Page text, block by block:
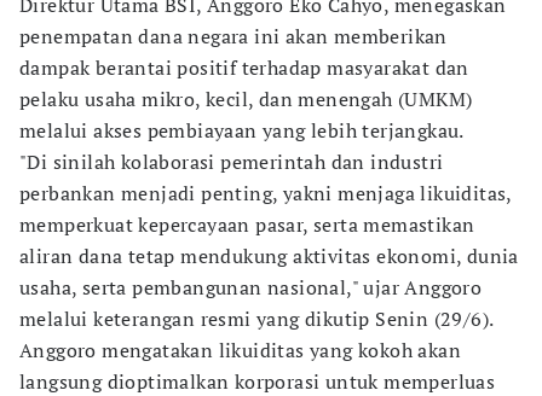
penempatan dana negara ini akan memberikan
dampak berantai positif terhadap masyarakat dan
pelaku usaha mikro, kecil, dan menengah (UMKM)
melalui akses pembiayaan yang lebih terjangkau.
"Di sinilah kolaborasi pemerintah dan industri
perbankan menjadi penting, yakni menjaga likuiditas,
memperkuat kepercayaan pasar, serta memastikan
aliran dana tetap mendukung aktivitas ekonomi, dunia
usaha, serta pembangunan nasional," ujar Anggoro
melalui keterangan resmi yang dikutip Senin (29/6).
Anggoro mengatakan likuiditas yang kokoh akan
langsung dioptimalkan korporasi untuk memperluas